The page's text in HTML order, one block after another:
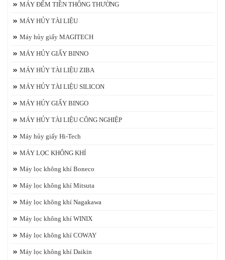
MÁY ĐẾM TIỀN THÔNG THƯỜNG
MÁY HỦY TÀI LIỆU
Máy hủy giấy MAGITECH
MÁY HỦY GIẤY BINNO
MÁY HỦY TÀI LIỆU ZIBA
MÁY HỦY TÀI LIỆU SILICON
MÁY HỦY GIẤY BINGO
MÁY HỦY TÀI LIỆU CÔNG NGHIỆP
Máy hủy giấy Hi-Tech
MÁY LỌC KHÔNG KHÍ
Máy lọc không khí Boneco
Máy lọc không khí Mitsuta
Máy lọc không khí Nagakawa
Máy lọc không khí WINIX
Máy lọc không khí COWAY
Máy lọc không khí Daikin